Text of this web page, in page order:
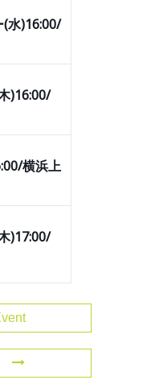
(水)16:00/
)16:00/
横浜上
)17:00/